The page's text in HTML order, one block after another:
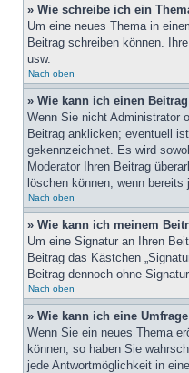
» Wie schreibe ich ein
Um eine neues Thema in
Beitrag schreiben können.
usw.
Nach oben
» Wie kann ich einen
Wenn Sie nicht Administrator
Beitrag anklicken; eventuell
gekennzeichnet. Es wird
Moderator Ihren Beitrag
löschen können, wenn
Nach oben
» Wie kann ich meinem
Um eine Signatur an Ihren
Beitrag das Kästchen
Beitrag dennoch ohne
Nach oben
» Wie kann ich eine
Wenn Sie ein neues Thema
können, so haben Sie
jede Antwortmöglichkeit in